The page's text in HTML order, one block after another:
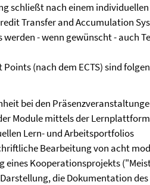
schließt nach einem
Transfer and Accumulation
- wenn gewünscht - auch
(nach dem ECTS) sind
bei den
Module mittels der Lernplattform
Lern- und Arbeitsportfolios
Bearbeitung von acht
eines Kooperationsprojekts
die Dokumentation des